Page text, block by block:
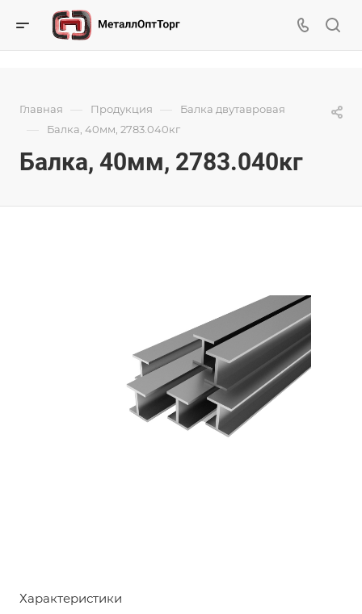
Главная — Продукция — Балка двутавровая
— Балка, 40мм, 2783.040кг
Балка, 40мм, 2783.040кг
Характеристики